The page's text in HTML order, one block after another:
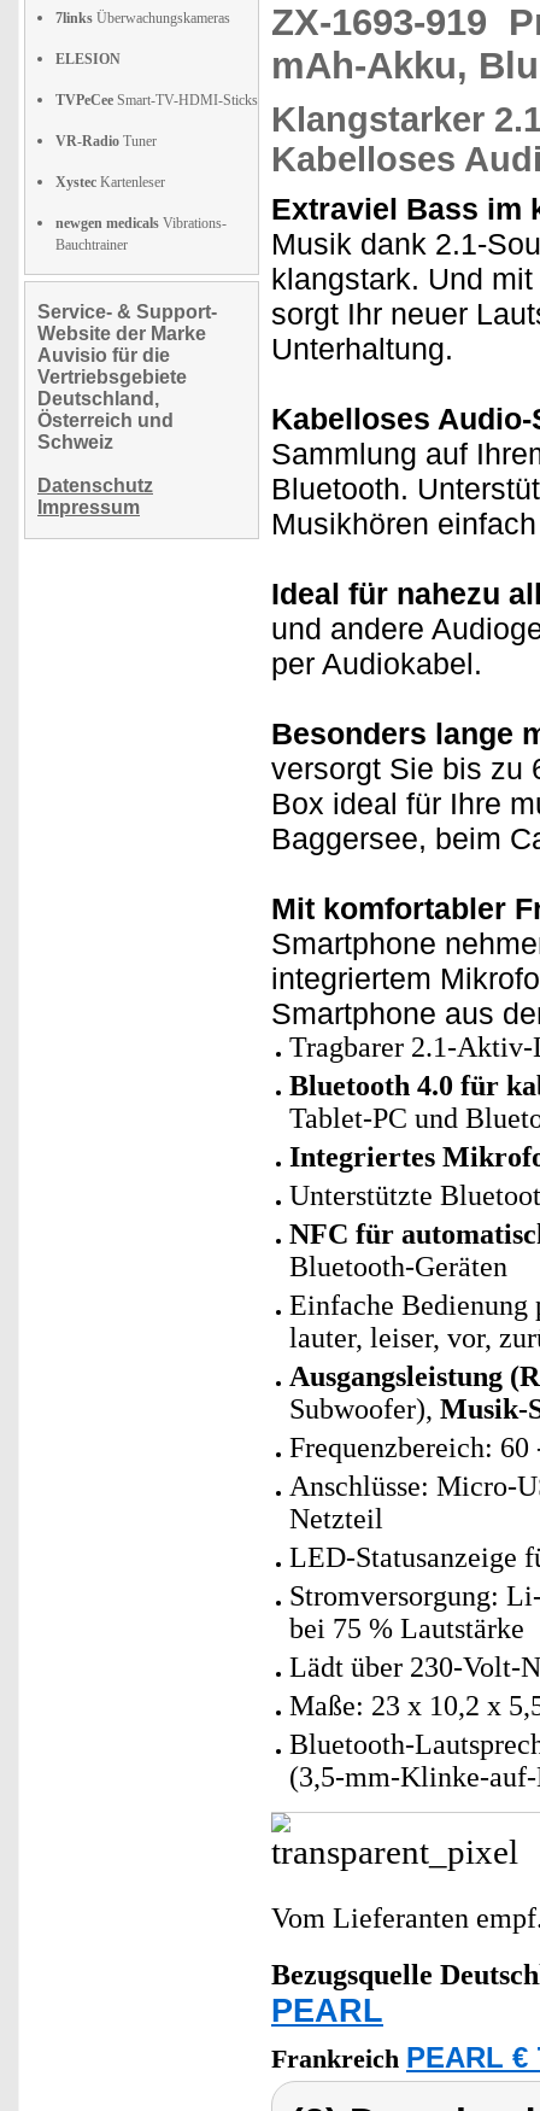
7links Überwachungskameras
ELESION
TVPeCee Smart-TV-HDMI-Sticks
VR-Radio Tuner
Xystec Kartenleser
newgen medicals Vibrations-
Bauchtrainer
Service- & Support-
Website der Marke
Auvisio für die
Vertriebsgebiete
Deutschland,
Österreich und
Schweiz
Datenschutz
Impressum
ZX-1693-919
mAh-Akku,
Klangstarker
Kabelloses
Extraviel Bass im
Musik dank 2.1-
klangstark. Und
sorgt Ihr neuer
Unterhaltung.
Kabelloses
Sammlung auf
Bluetooth.
Musikhören
Ideal für nahezu
und andere
per Audiokabel.
Besonders lange
versorgt Sie bis zu
Box ideal für Ihre
Baggersee, beim
Mit komfortabler
Smartphone
integriertem
Smartphone aus
Tragbarer 2.1-Aktiv-
Bluetooth 4.0 für
Tablet-PC und
Integriertes
Unterstützte
NFC für
Bluetooth-Geräten
Einfache Bedienung
lauter, leiser, vor,
Ausgangsleistung
Subwoofer), Musik-
Frequenzbereich: 60
Anschlüsse: Micro-
Netzteil
LED-Statusanzeige
Stromversorgung:
bei 75 % Lautstärke
Lädt über 230-Volt-
Maße: 23 x 10,2 x
Bluetooth-
(3,5-mm-Klinke-
Vom Lieferanten
Bezugsquelle
PEARL
Frankreich PEARL €